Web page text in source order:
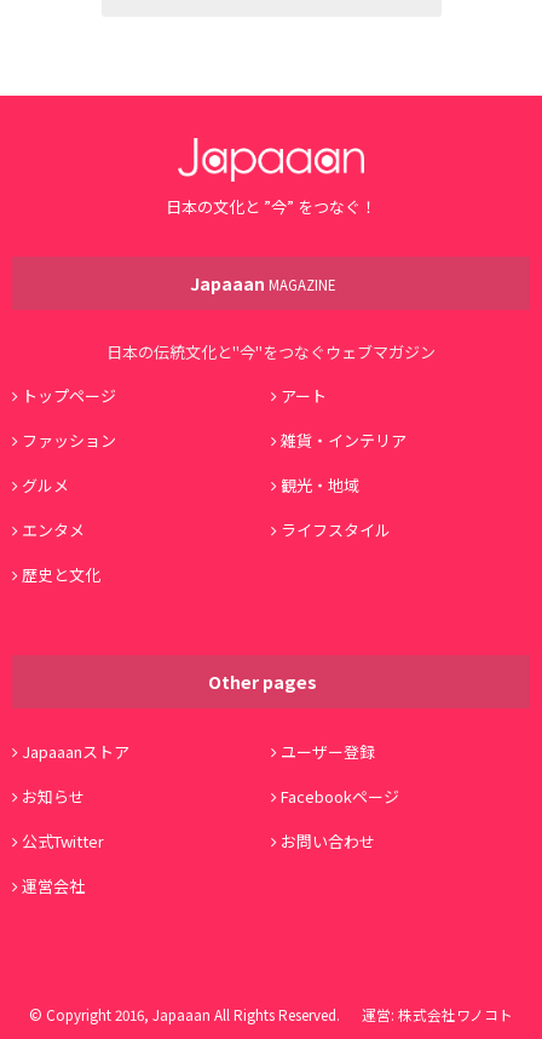
日本の文化と ”今” をつなぐ！
Japaaan MAGAZINE
日本の伝統文化と"今"をつなぐウェブマガジン
トップページ
アート
ファッション
雑貨・インテリア
グルメ
観光・地域
エンタメ
ライフスタイル
歴史と文化
Other pages
Japaaanストア
ユーザー登録
お知らせ
Facebookページ
公式Twitter
お問い合わせ
運営会社
© Copyright 2016, Japaaan All Rights Reserved. 運営: 株式会社ワノコト